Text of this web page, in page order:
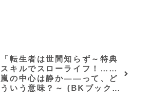
「転生者は世間知らず～特典
スキルでスローライフ！……
嵐の中心は静か――って、ど
ういう意味？～ (BKブック